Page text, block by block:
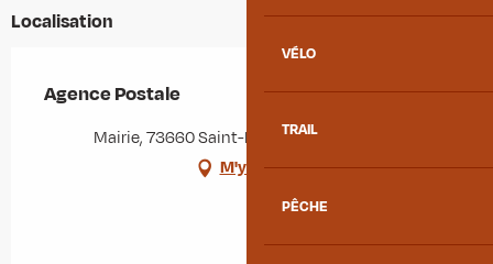
VÉLO
TRAIL
PÊCHE
Localisation
Agence Postale
Mairie, 73660 Saint-Rémy-de-Maurienne
M'y rendre